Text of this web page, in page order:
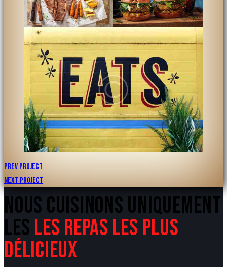
NAVIGATION
DE
L’ARTICLE
Prev Project
Next Project
NOUS CUISINONS UNIQUEMENT
LES LES REPAS LES PLUS
DÉLICIEUX